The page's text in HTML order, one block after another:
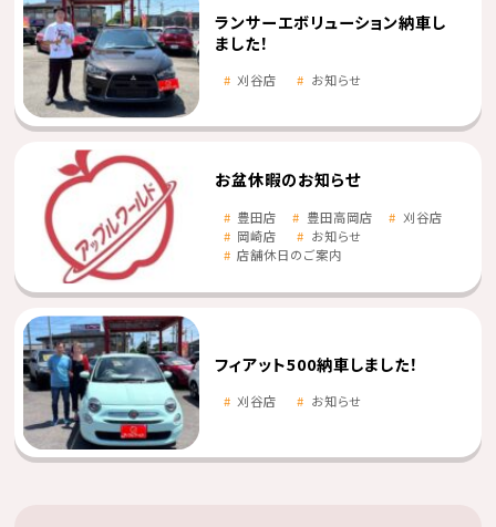
ランサーエボリューション納車し
ました！
刈谷店 お知らせ
お盆休暇のお知らせ
豊田店 豊田高岡店
刈谷店
岡崎店
お知らせ
店舗休日のご案内
フィアット500納車しました！
刈谷店 お知らせ